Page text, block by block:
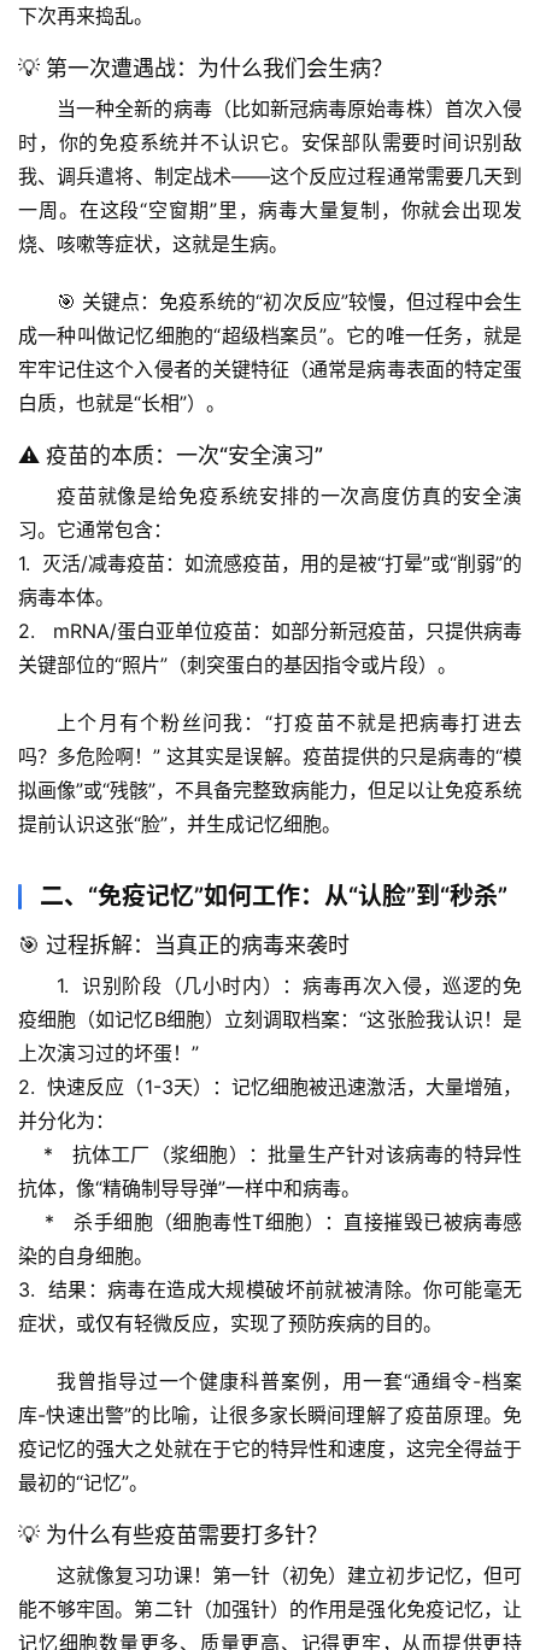
首
专
题
列
万
物
奥
秘
史
案
下次再来捣乱。
💡 第一次遭遇战：为什么我们会生病？
当一种全新的病毒（比如新冠病毒原始毒株）首次入侵
时，你的免疫系统并不认识它。安保部队需要时间识别敌
我、调兵遣将、制定战术——这个反应过程通常需要几天到
一周。在这段“空窗期”里，病毒大量复制，你就会出现发
烧、咳嗽等症状，这就是生病。
🎯 关键点 ：免疫系统的“初次反应”较慢，但过程中会生
成一种叫做记忆细胞的“超级档案员”。它的唯一任务，就是
牢牢记住这个入侵者的关键特征（通常是病毒表面的特定蛋
白质，也就是“长相”）。
⚠️ 疫苗的本质：一次“安全演习”
疫苗就像是给免疫系统安排的一次高度仿真的安全演
习。它通常包含：
1. 灭活/减毒疫苗：如流感疫苗，用的是被“打晕”或“削弱”的
病毒本体。
2.
mRNA/蛋白亚单位疫苗：如部分新冠疫苗，只提供病毒
关键部位的“照片”（刺突蛋白的基因指令或片段）。
上个月有个粉丝问我 ：“打疫苗不就是把病毒打进去
吗？多危险啊！” 这其实是误解。疫苗提供的只是病毒的“模
拟画像”或“残骸”， 不具备完整致病能力，但足以让免疫系统
提前认识这张“脸”，并生成记忆细胞。
二、“免疫记忆”如何工作：从“认脸”到“秒杀”
🎯 过程拆解：当真正的病毒来袭时
1. 识别阶段（几小时内）
：病毒再次入侵，巡逻的免
疫细胞（如记忆B细胞）立刻调取档案：“这张脸我认识！是
上次演习过的坏蛋！”
2. 快速反应（1-3天）
：记忆细胞被迅速激活，大量增殖，
并分化为：
    *
抗体工厂（浆细胞） ：批量生产针对该病毒的特异性
抗体，像“精确制导导弹”一样中和病毒。
    *
杀手细胞（细胞毒性T细胞）
：直接摧毁已被病毒感
染的自身细胞。
3. 结果 ：病毒在造成大规模破坏前就被清除。你可能毫无
症状，或仅有轻微反应，实现了预防疾病的目的。
我曾指导过一个健康科普案例 ，用一套“通缉令-档案
库-快速出警”的比喻，让很多家长瞬间理解了疫苗原理。免
疫记忆的强大之处就在于它的特异性和速度，这完全得益于
最初的“记忆”。
💡 为什么有些疫苗需要打多针？
这就像复习功课！第一针（初免）建立初步记忆，但可
能不够牢固。第二针（加强针）的作用是强化免疫记忆，让
记忆细胞数量更多、质量更高、记得更牢，从而提供更持